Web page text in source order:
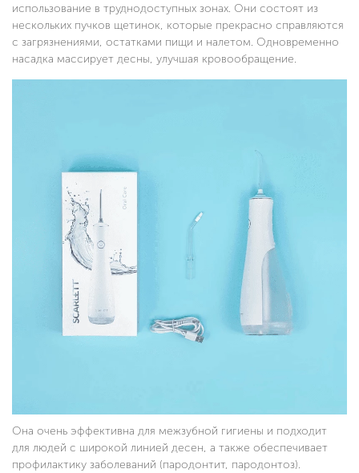
использование в труднодоступных зонах. Они состоят из
нескольких пучков щетинок, которые прекрасно справляются
с загрязнениями, остатками пищи и налетом. Одновременно
насадка массирует десны, улучшая кровообращение.
Она очень эффективна для межзубной гигиены и подходит
для людей с широкой линией десен, а также обеспечивает
профилактику заболеваний (пародонтит, пародонтоз).